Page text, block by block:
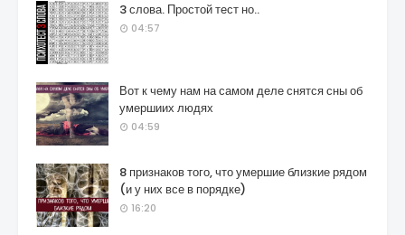
3 слова. Простой тест но..
04:57
Вот к чему нам на самом деле снятся сны об
умершиих людях
04:59
8 признаков того, что умершие близкие рядом
(и у них все в порядке)
16:20